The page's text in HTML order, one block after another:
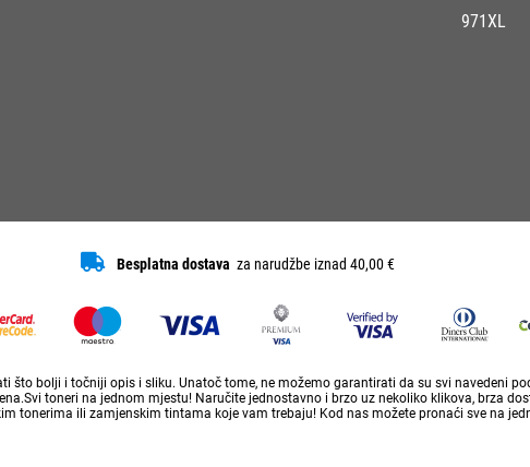
971XL
Besplatna dostava za narudžbe iznad 40,00 €
što bolji i točniji opis i sliku. Unatoč tome, ne možemo garantirati da su svi navedeni
toneri na jednom mjestu! Naručite jednostavno i brzo uz nekoliko klikova, brza
tonerima ili zamjenskim tintama koje vam trebaju! Kod nas možete pronaći sve na